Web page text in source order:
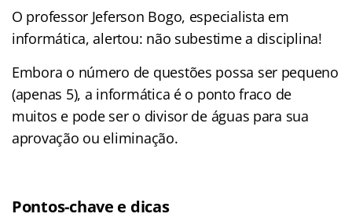
O professor Jeferson Bogo, especialista em
informática, alertou: não subestime a disciplina!
Embora o número de questões possa ser pequeno
(apenas 5), a informática é o ponto fraco de
muitos e pode ser o divisor de águas para sua
aprovação ou eliminação.
Pontos-chave e dicas